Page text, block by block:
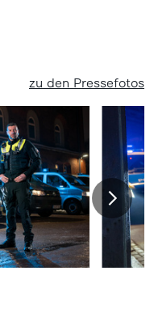
zu den Pressefotos